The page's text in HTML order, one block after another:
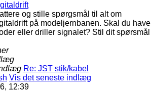
og stille spørgsmål til alt om
på modeljernbanen. Skal du have
eller driller signalet? Stil dit spørsmål
Re: JST stik/kabel
Vis det seneste indlæg
12:39